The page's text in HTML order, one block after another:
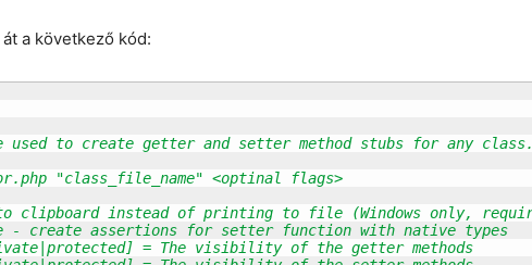
a következő kód:
to create getter and setter method stubs for any class.
"class_file_name" <optinal flags>
- create assertions for setter function with native types
= The visibility of the getter methods